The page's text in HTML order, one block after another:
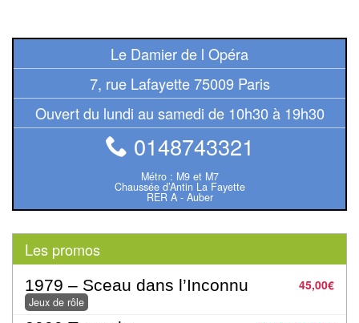
Collectionner
(TCG)
Les
les
enfants
Pour
la
famille
Le Damier de l Opéra
7, rue Lafayette 75009 Paris
Ouvert du lundi au samedi de 10h30 à 19h30
0148743321
Métro : M9 et M7
Chaussée d’Antin La Fayette
RER A - Auber
Les promos
45,00€
1979 – Sceau dans l’Inconnu
Jeux de rôle